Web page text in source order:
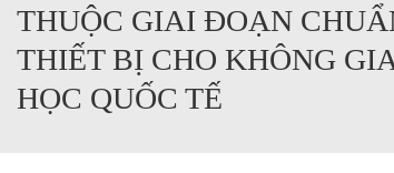
THUỘC GIAI ĐOẠN
THIẾT BỊ CHO KHÔNG
HỌC QUỐC TẾ